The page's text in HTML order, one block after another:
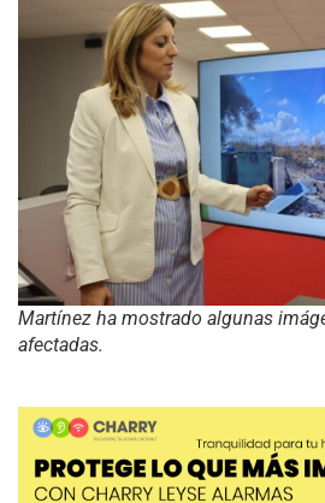
Martínez ha mostrado algunas
afectadas.